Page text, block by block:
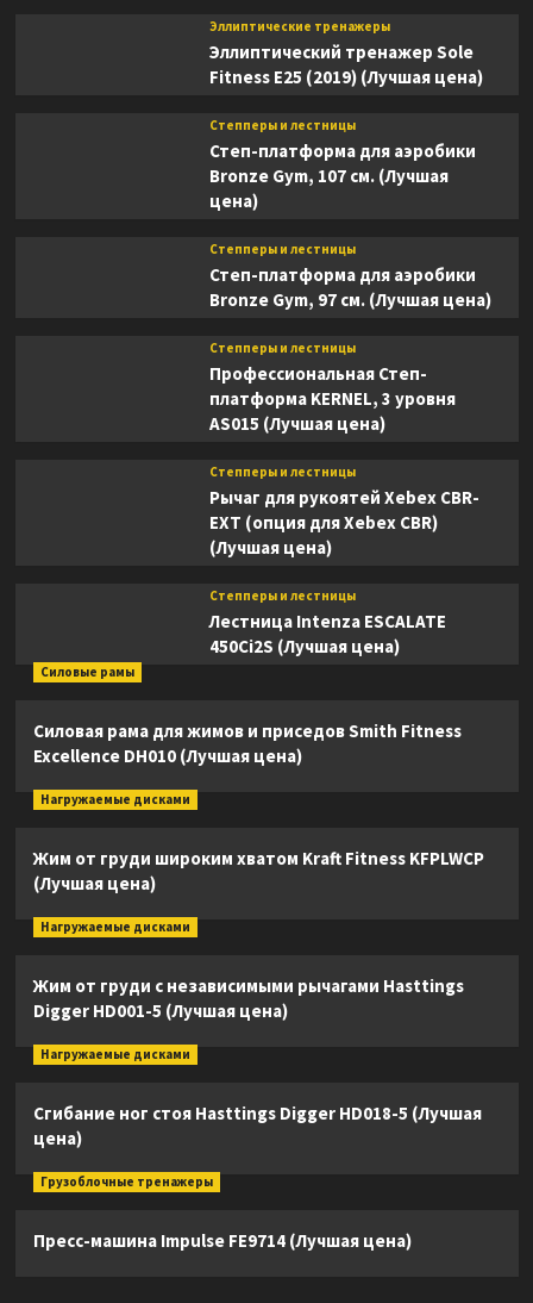
Эллиптические тренажеры
Эллиптический тренажер Sole
Fitness E25 (2019) (Лучшая цена)
Степперы и лестницы
Степ-платформа для аэробики
Bronze Gym, 107 см. (Лучшая
цена)
Степперы и лестницы
Степ-платформа для аэробики
Bronze Gym, 97 см. (Лучшая цена)
Степперы и лестницы
Профессиональная Степ-
платформа KERNEL, 3 уровня
AS015 (Лучшая цена)
Степперы и лестницы
Рычаг для рукоятей Xebex CBR-
EXT (опция для Xebex CBR)
(Лучшая цена)
Степперы и лестницы
Лестница Intenza ESCALATE
450Ci2S (Лучшая цена)
Силовые рамы
Силовая рама для жимов и приседов Smith Fitness
Excellence DH010 (Лучшая цена)
Нагружаемые дисками
Жим от груди широким хватом Kraft Fitness KFPLWCP
(Лучшая цена)
Нагружаемые дисками
Жим от груди с независимыми рычагами Hasttings
Digger HD001-5 (Лучшая цена)
Нагружаемые дисками
Сгибание ног стоя Hasttings Digger HD018-5 (Лучшая
цена)
Грузоблочные тренажеры
Пресс-машина Impulse FE9714 (Лучшая цена)